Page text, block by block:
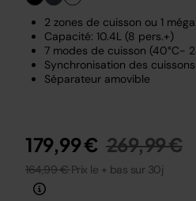
2 zones de cuisson ou 1
Capacité: 10.4L (8 pers.+)
7 modes de cuisson (40°C-
Synchronisation des cuissons
Séparateur amovible
179,99 € Prix réduit
269,99 €au
164,99 €Prix le + bas sur 30j